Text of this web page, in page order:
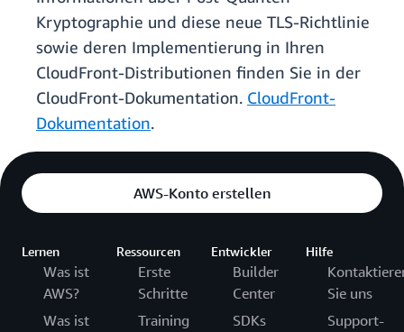
Kryptographie und diese neue TLS-Richtlinie
sowie deren Implementierung in Ihren
CloudFront-Distributionen finden Sie in der
CloudFront-Dokumentation. CloudFront-
Dokumentation.
AWS-Konto erstellen
Lernen
Was ist
AWS?
Was ist
Ressourcen
Erste
Schritte
Training
Entwickler
Builder
Center
SDKs
Hilfe
Sie uns
Support-